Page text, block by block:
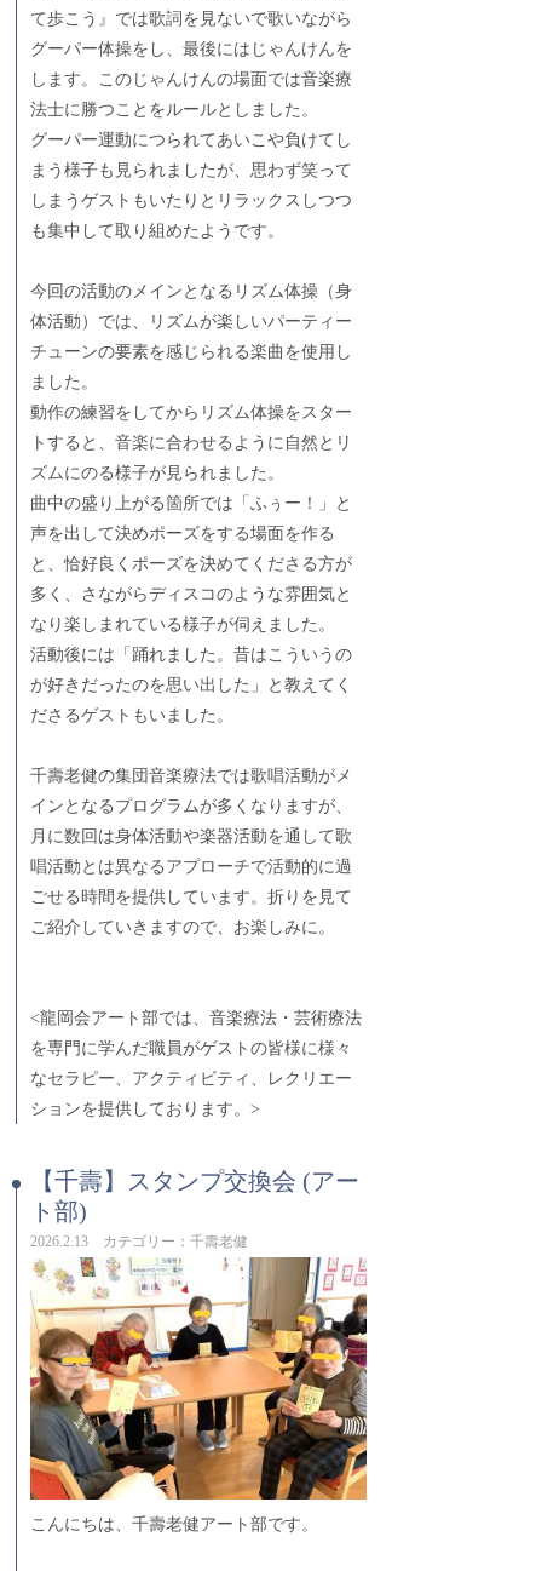
て歩こう』では歌詞を見ないで歌いながら
グーパー体操をし、最後にはじゃんけんを
します。このじゃんけんの場面では音楽療
法士に勝つことをルールとしました。
グーパー運動につられてあいこや負けてし
まう様子も見られましたが、思わず笑って
しまうゲストもいたりとリラックスしつつ
も集中して取り組めたようです。
今回の活動のメインとなるリズム体操（身
体活動）では、リズムが楽しいパーティー
チューンの要素を感じられる楽曲を使用し
ました。
動作の練習をしてからリズム体操をスター
トすると、音楽に合わせるように自然とリ
ズムにのる様子が見られました。
曲中の盛り上がる箇所では「ふぅー！」と
声を出して決めポーズをする場面を作る
と、恰好良くポーズを決めてくださる方が
多く、さながらディスコのような雰囲気と
なり楽しまれている様子が伺えました。
活動後には「踊れました。昔はこういうの
が好きだったのを思い出した」と教えてく
ださるゲストもいました。
千壽老健の集団音楽療法では歌唱活動がメ
インとなるプログラムが多くなりますが、
月に数回は身体活動や楽器活動を通して歌
唱活動とは異なるアプローチで活動的に過
ごせる時間を提供しています。折りを見て
ご紹介していきますので、お楽しみに。
<龍岡会アート部では、音楽療法・芸術療法
を専門に学んだ職員がゲストの皆様に様々
なセラピー、アクティビティ、レクリエー
ションを提供しております。>
【千壽】スタンプ交換会 (アー
ト部)
2026.2.13 カテゴリー：千壽老健
こんにちは、千壽老健アート部です。